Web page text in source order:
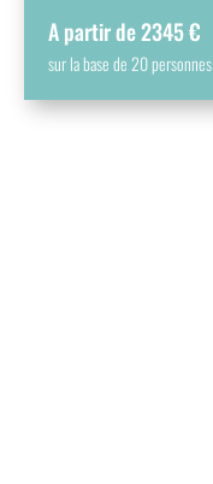
A partir de 2345 €
sur la base de 20 personnes